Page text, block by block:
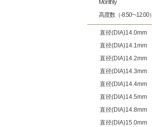
Monthly
高度数（-8.50~-12.00）
直径(DIA)14.0mm
直径(DIA)14.1mm
直径(DIA)14.2mm
直径(DIA)14.3mm
直径(DIA)14.4mm
直径(DIA)14.5mm
直径(DIA)14.8mm
直径(DIA)15.0mm